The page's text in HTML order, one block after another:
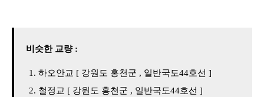
비슷한 교량 :
하오안교 [ 강원도 홍천군 , 일반국도44호선 ]
철정교 [ 강원도 홍천군 , 일반국도44호선 ]